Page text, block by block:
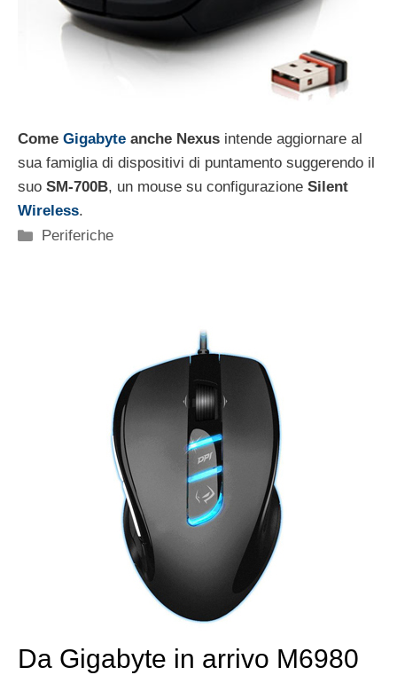
Come Gigabyte anche Nexus intende aggiornare al
sua famiglia di dispositivi di puntamento suggerendo il
suo SM-700B, un mouse su configurazione Silent
Wireless.
Categorie
Periferiche
Da Gigabyte in arrivo M6980